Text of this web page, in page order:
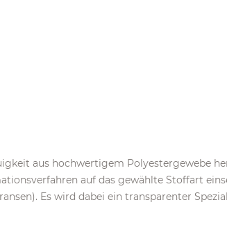
aus hochwertigem Polyestergewebe
auf das gewählte Stoffart
Es wird dabei ein transparenter